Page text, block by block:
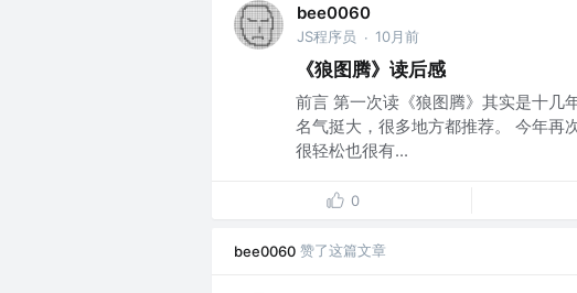
bee0060
JS程序员 · 10月前
《狼图腾》读后感
前言 第一次读《狼图腾》其实是十几
名气挺大，很多地方都推荐。 今年再
很轻松也很有...
0
bee0060 赞了这篇文章